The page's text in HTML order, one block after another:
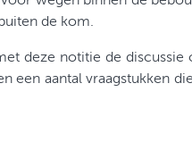
de kom.
deze notitie de
een aantal vraagstukken